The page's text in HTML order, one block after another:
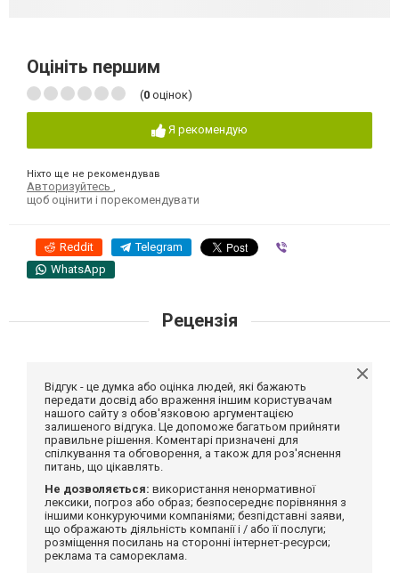
Оцініть першим
(0 оцінок)
Я рекомендую
Ніхто ще не рекомендував
Авторизуйтесь
щоб оцінити і порекомендувати
Reddit Telegram
WhatsApp
Рецензія
Відгук - це думка або оцінка людей, які бажають
передати досвід або враження іншим користувачам
нашого сайту з обов'язковою аргументацією
залишеного відгука. Це допоможе багатьом прийняти
правильне рішення. Коментарі призначені для
спілкування та обговорення, а також для роз'яснення
питань, що цікавлять.
Не дозволяється: використання ненормативної
лексики, погроз або образ; безпосереднє порівняння з
іншими конкуруючими компаніями; безпідставні заяви,
що ображають діяльність компанії і / або її послуги;
розміщення посилань на сторонні інтернет-ресурси;
реклама та самореклама.